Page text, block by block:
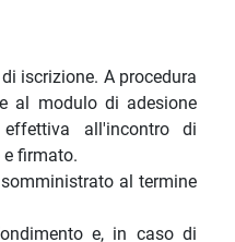
iscrizione. A procedura
al modulo di adesione
all'incontro di
firmato.
al termine
e, in caso di